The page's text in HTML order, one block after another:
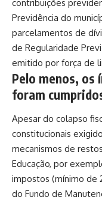
contribuições
Previdência do
parcelamentos de
de Regularidade
emitido por força de
Pelo menos, os
foram
Apesar do colapso
constitucionais
mecanismos de
Educação, por
impostos (mínimo de
do Fundo de